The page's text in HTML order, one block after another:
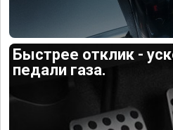
Быстрее отклик -
педали газа.